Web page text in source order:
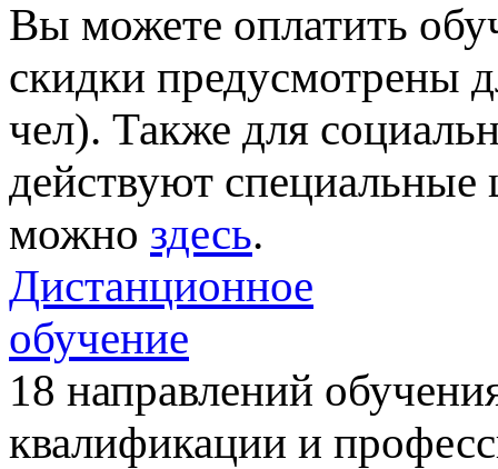
Вы можете оплатить
скидки предусмотрены
чел). Также для
действуют
можно здесь.
Дистанционное
обучение
18 направлений
квалификации и